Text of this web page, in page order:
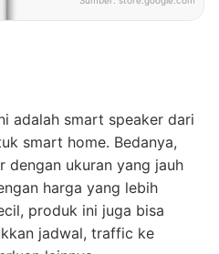
adalah smart speaker dari
smart home. Bedanya,
dengan ukuran yang jauh
harga yang lebih
produk ini juga bisa
jadwal, traffic ke